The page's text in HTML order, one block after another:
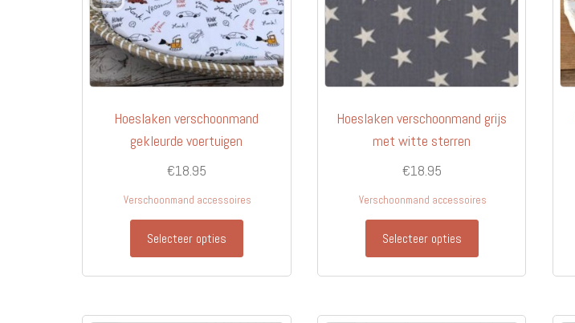
Hoeslaken verschoonmand
gekleurde voertuigen
€18.95
Verschoonmand accessoires
Selecteer opties
Hoeslaken verschoonmand grijs
met witte sterren
€18.95
Verschoonmand accessoires
Selecteer opties